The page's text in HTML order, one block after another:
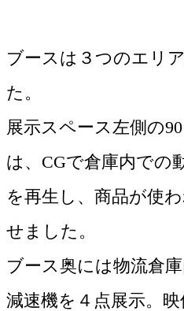
ブースは３つのエリ
た。
展示スペース左側の
は、CGで倉庫内での
を再生し、商品が使
せました。
ブース奥には物流倉
減速機を４点展示。